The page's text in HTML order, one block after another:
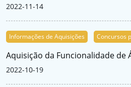
2022-11-14
Informações de Aquisições Concursos
Aquisição da Funcionalidade de
2022-10-19